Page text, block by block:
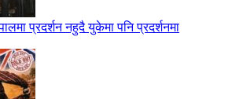
प्रदर्शन नहुदै युकेमा पनि प्रदर्शनमा